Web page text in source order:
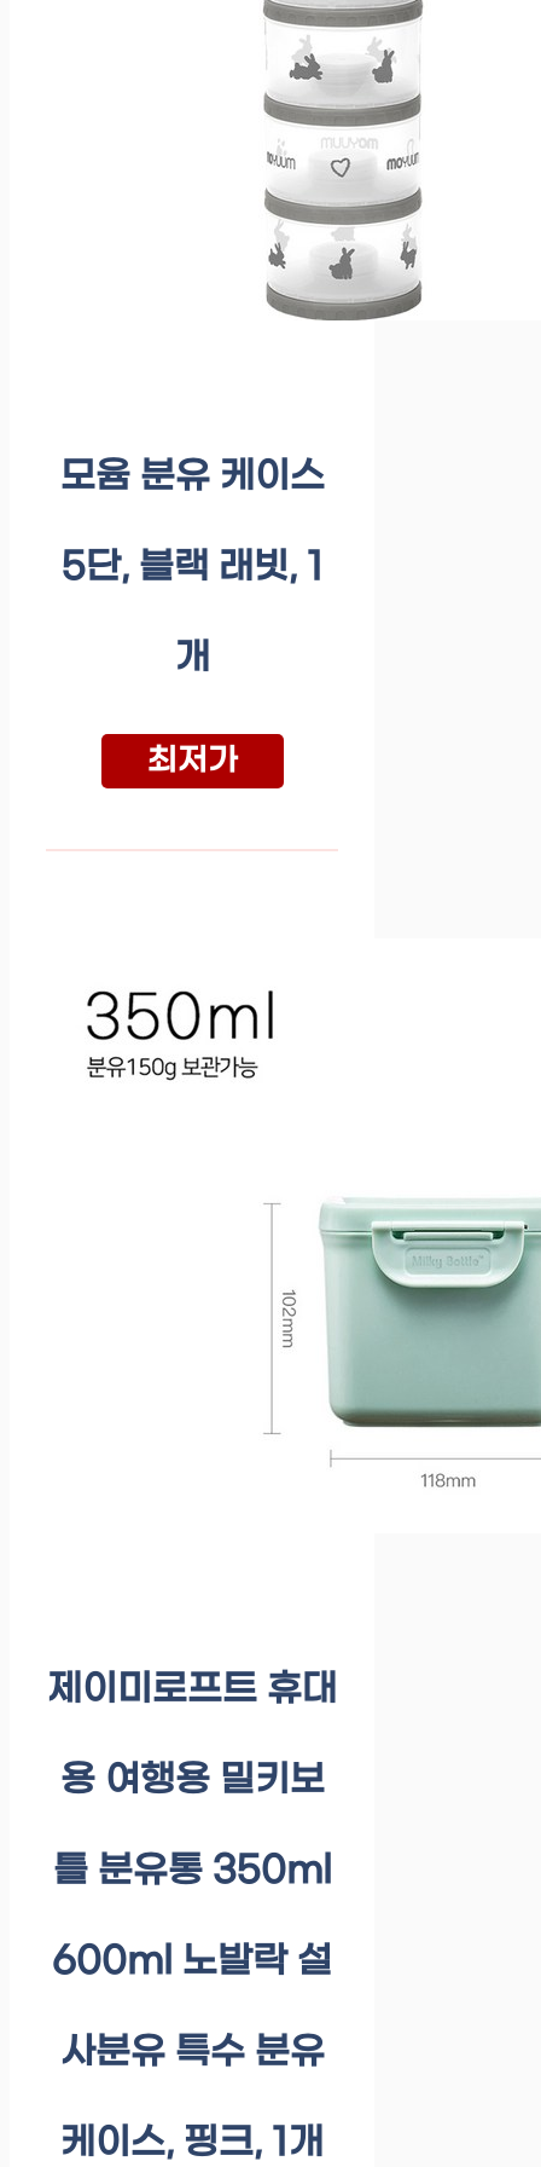
모윰 분유 케이스
5단, 블랙 래빗, 1
개
최저가
제이미로프트 휴대
용 여행용 밀키보
틀 분유통 350ml
600ml 노발락 설
사분유 특수 분유
케이스, 핑크, 1개